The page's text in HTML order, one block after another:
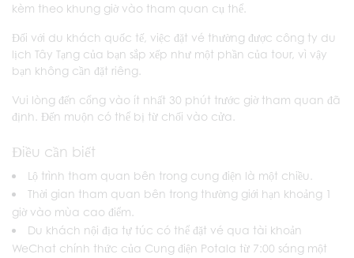
kèm theo khung giờ vào tham quan cụ thể.
Đối với du khách quốc tế, việc đặt vé thường được công ty du
lịch Tây Tạng của bạn sắp xếp như một phần của tour, vì vậy
bạn không cần đặt riêng.
Vui lòng đến cổng vào ít nhất 30 phút trước giờ tham quan đã
định. Đến muộn có thể bị từ chối vào cửa.
Điều cần biết
Lộ trình tham quan bên trong cung điện là một chiều.
Thời gian tham quan bên trong thường giới hạn khoảng 1
giờ vào mùa cao điểm.
Du khách nội địa tự túc có thể đặt vé qua tài khoản
WeChat chính thức của Cung điện Potala từ 7:00 sáng một